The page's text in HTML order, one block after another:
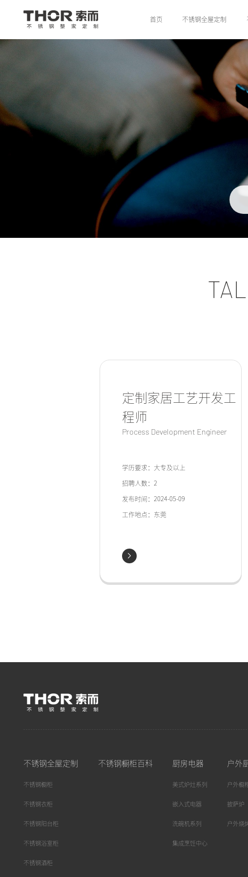
首页 不锈钢全屋定制
定制家居工艺开发工
程师
Process Development Engineer
学历要求：大专及以上
招聘人数：2
发布时间：2024-05-09
工作地点：东莞
不锈钢全屋定制
不锈钢橱柜
不锈钢衣柜
不锈钢阳台柜
不锈钢浴室柜
不锈钢酒柜
不锈钢橱柜百科 厨房电器
美式炉灶系列
嵌入式电器
洗碗机系列
集成烹饪中心
户外
户外橱
披萨炉
户外烧